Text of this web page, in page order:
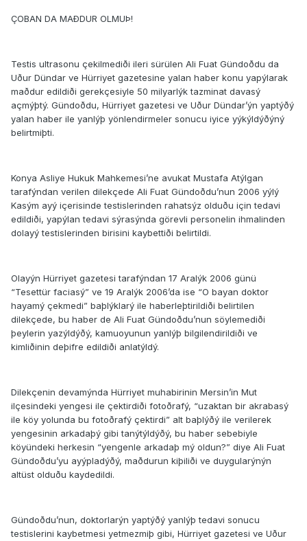
ÇOBAN DA MAÐDUR OLMUÞ!
Testis ultrasonu çekilmediði ileri sürülen Ali Fuat Gündoðdu da
Uður Dündar ve Hürriyet gazetesine yalan haber konu yapýlarak
maðdur edildiði gerekçesiyle 50 milyarlýk tazminat davasý
açmýþtý. Gündoðdu, Hürriyet gazetesi ve Uður Dündar’ýn yaptýðý
yalan haber ile yanlýþ yönlendirmeler sonucu iyice yýkýldýðýný
belirtmiþti.
Konya Asliye Hukuk Mahkemesi’ne avukat Mustafa Atýlgan
tarafýndan verilen dilekçede Ali Fuat Gündoðdu’nun 2006 yýlý
Kasým ayý içerisinde testislerinden rahatsýz olduðu için tedavi
edildiði, yapýlan tedavi sýrasýnda görevli personelin ihmalinden
dolayý testislerinden birisini kaybettiði belirtildi.
Olayýn Hürriyet gazetesi tarafýndan 17 Aralýk 2006 günü
“Tesettür faciasý” ve 19 Aralýk 2006’da ise “O bayan doktor
hayamý çekmedi” baþlýklarý ile haberleþtirildiði belirtilen
dilekçede, bu haber de Ali Fuat Gündoðdu’nun söylemediði
þeylerin yazýldýðý, kamuoyunun yanlýþ bilgilendirildiði ve
kimliðinin deþifre edildiði anlatýldý.
Dilekçenin devamýnda Hürriyet muhabirinin Mersin’in Mut
ilçesindeki yengesi ile çektirdiði fotoðrafý, “uzaktan bir akrabasý
ile köy yolunda bu fotoðrafý çektirdi” alt baþlýðý ile verilerek
yengesinin arkadaþý gibi tanýtýldýðý, bu haber sebebiyle
köyündeki herkesin “yengenle arkadaþ mý oldun?” diye Ali Fuat
Gündoðdu’yu ayýpladýðý, maðdurun kiþiliði ve duygularýnýn
altüst olduðu kaydedildi.
Gündoðdu’nun, doktorlarýn yaptýðý yanlýþ tedavi sonucu
testislerini kaybetmesi yetmezmiþ gibi, Hürriyet gazetesi ve Uður